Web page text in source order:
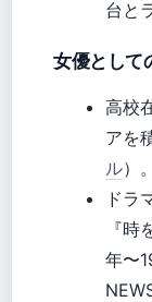
台と
女優として
高校
アを
ル）。
ドラ
『
年〜